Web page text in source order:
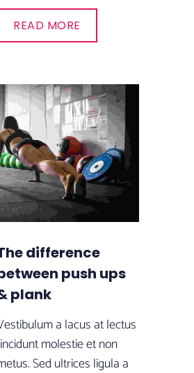
READ MORE
difference
push ups
plank
a lacus at lectus
molestie et non
Sed ultrices ligula a